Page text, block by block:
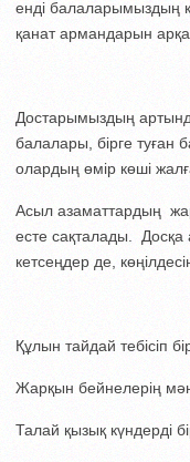
енді балаларымыздың
қанат армандарын
Достарымыздың
балалары, бірге туған
олардың өмір көші
Асыл азаматтардың
есте сақталады.
кетсеңдер де,
Құлын тайдай тебісіп
Жарқын бейнелерің
Талай қызық күндерді